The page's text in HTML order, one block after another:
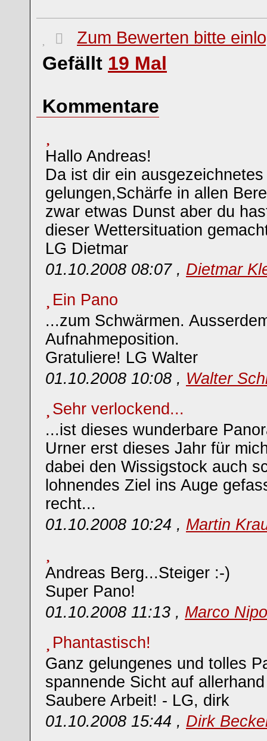
Zum Bewerten bitte
Gefällt 19 Mal
Kommentare
Hallo Andreas!
Da ist dir ein
gelungen,Schärfe in allen
zwar etwas Dunst aber du
dieser Wettersituation
LG Dietmar
01.10.2008 08:07 , Dietmar
Ein Pano
...zum Schwärmen.
Aufnahmeposition.
Gratuliere! LG Walter
01.10.2008 10:08 , Walter
Sehr verlockend...
...ist dieses wunderbare
Urner erst dieses Jahr für
dabei den Wissigstock auch
lohnendes Ziel ins Auge
recht...
01.10.2008 10:24 , Martin
Andreas Berg...Steiger :-)
Super Pano!
01.10.2008 11:13 , Marco
Phantastisch!
Ganz gelungenes und tolles
spannende Sicht auf
Saubere Arbeit! - LG, dirk
01.10.2008 15:44 , Dirk